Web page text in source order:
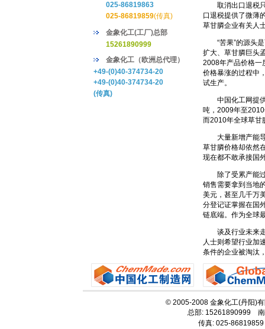
025-86819863
025-86819859(传真)
金象化工(工厂)总部
15261890999
金象化工（欧洲总代理）
+49-(0)40-374734-20
+49-(0)40-374734-20
(传真)
取消出口退税只
口退税提供了微薄
草甘膦企业有关人
“苦果”的源头是
扩大、草甘膦巨头
2008年产品价格一
价格暴涨的过程中
试生产。
中国化工网提供
吨，2009年至
而2010年全球草甘
大量新增产能导
草甘膦价格却依然
现在都不敢承接国
除了受累产能过
销售需要拿到当地
美元，甚至几千万
分登记证掌握在国
链底端。作为全球
谈及行业未来走
人士则希望行业加
条件的企业被淘汰
© 2005-2008 金象化工(丹阳)
总部: 15261890999
传真: 025-